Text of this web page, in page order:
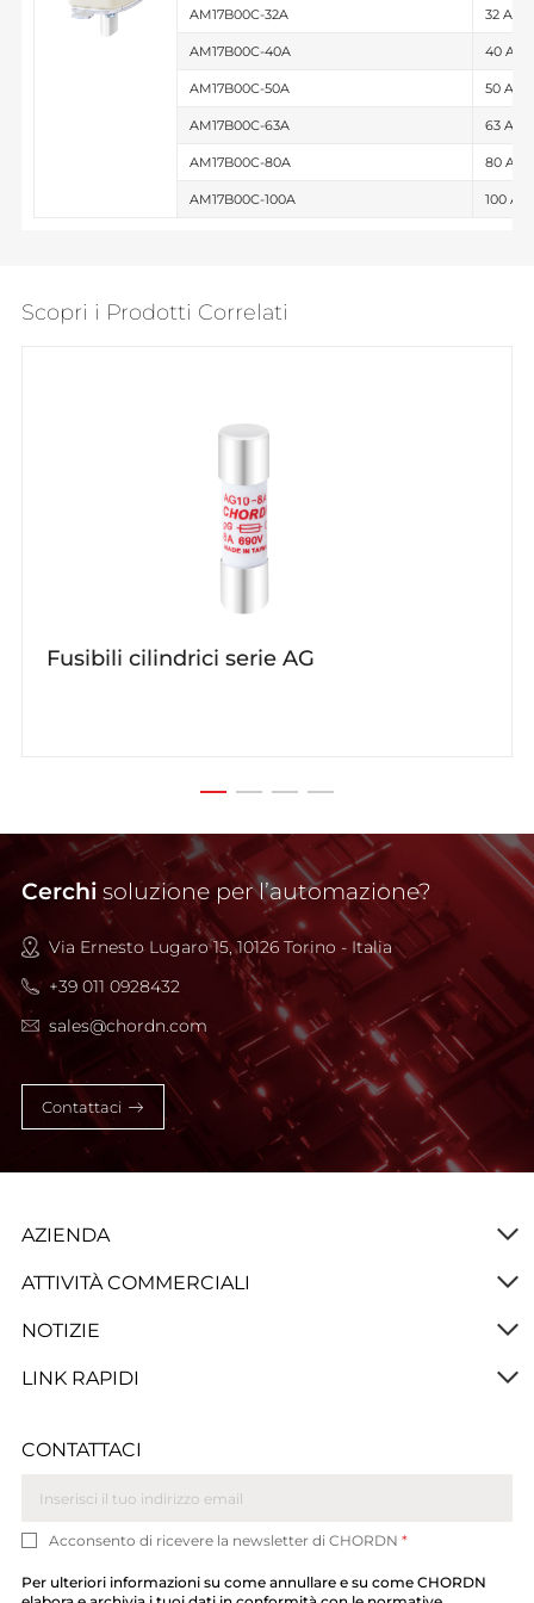
AM17B00C-32A 32 A
AM17B00C-40A 40 A
AM17B00C-50A 50 A
AM17B00C-63A 63 A
AM17B00C-80A 80 A
AM17B00C-100A 100 A
Scopri i Prodotti Correlati
Fusibili cilindrici serie AG
Cerchisoluzione per l’automazione?
Via Ernesto Lugaro 15, 10126 Torino - Italia
+39 011 0928432
sales@chordn.com
Contattaci
CONTATTACI
Acconsento di ricevere la newsletter di CHORDN *
Per ulteriori informazioni su come annullare e su come CHORDN
AZIENDA
ATTIVITÀ COMMERCIALI
NOTIZIE
LINK RAPIDI